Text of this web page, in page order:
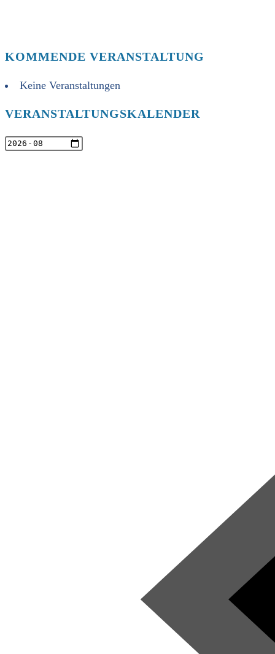
KOMMENDE VERANSTALTUNG
Keine Veranstaltungen
VERANSTALTUNGSKALENDER